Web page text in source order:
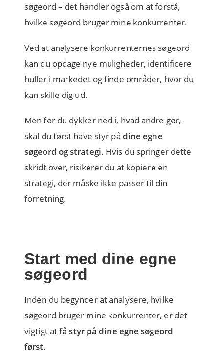
søgeord – det handler også om at forstå,
hvilke søgeord bruger mine konkurrenter.
Ved at analysere konkurrenternes søgeord
kan du opdage nye muligheder, identificere
huller i markedet og finde områder, hvor du
kan skille dig ud.
Men før du dykker ned i, hvad andre gør,
skal du først have styr på dine egne
søgeord og strategi. Hvis du springer dette
skridt over, risikerer du at kopiere en
strategi, der måske ikke passer til din
forretning.
Start med dine egne
søgeord
Inden du begynder at analysere, hvilke
søgeord bruger mine konkurrenter, er det
vigtigt atfå styr på dine egne søgeord
først.